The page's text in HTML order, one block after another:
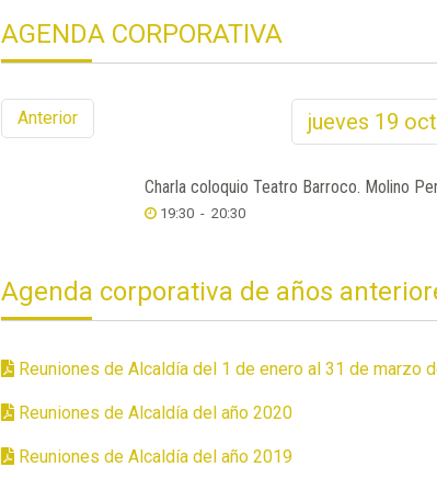
AGENDA CORPORATIVA
Anterior jueves 19
Charla coloquio Teatro Barroco. Molino
19:30 -20:30
Agenda corporativa de años
Reuniones de Alcaldía del 1 de enero al 31 de marzo
Reuniones de Alcaldía del año 2020
Reuniones de Alcaldía del año 2019